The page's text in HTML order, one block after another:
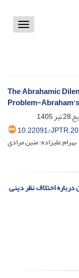
Toggle
The Abrahamic
Problem-
28 تیر 1405
10.22091/
بهرام علیزاده؛ متین مرادی
اختلاف نظر دینی